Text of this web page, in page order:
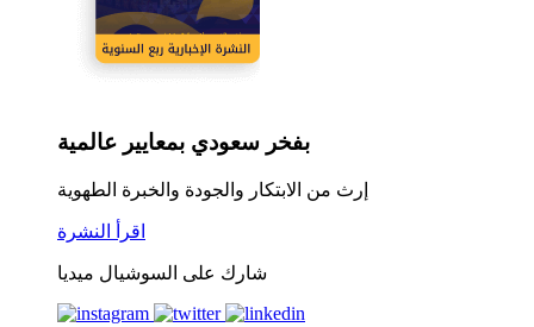
بفخر سعودي بمعايير عالمية
إرث من الابتكار والجودة والخبرة الطهوية
اقرأ النشرة
شارك على السوشيال ميديا